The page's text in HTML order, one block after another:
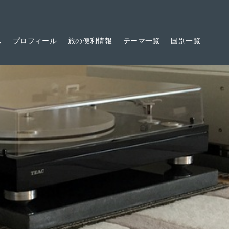
プロフィール 旅の便利情報 テーマ一覧 国別一覧